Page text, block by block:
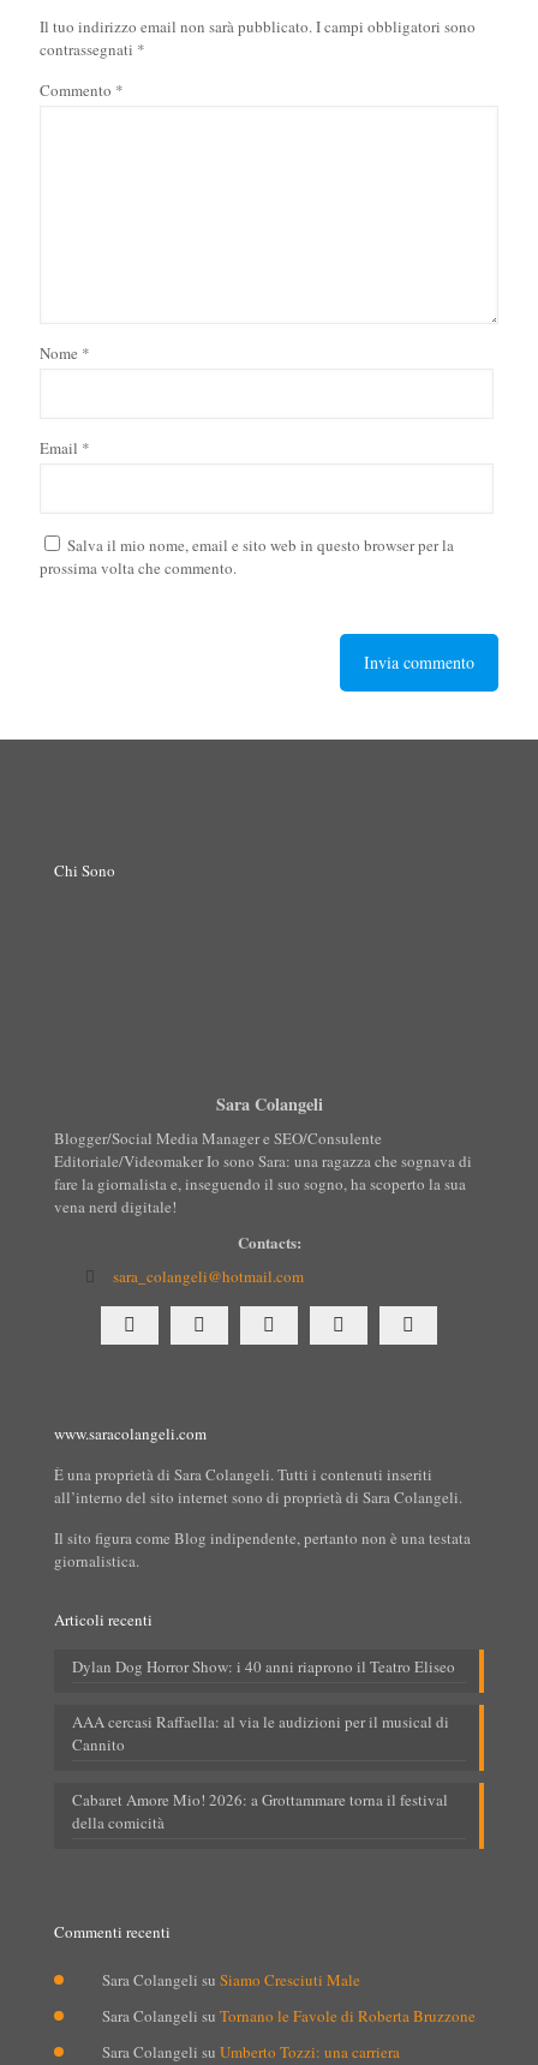
Il tuo indirizzo email non sarà pubblicato. I campi obbligatori sono
contrassegnati *
Commento *
Nome *
Email *
Salva il mio nome, email e sito web in questo browser per la
prossima volta che commento.
Chi Sono
Sara Colangeli
Blogger/Social Media Manager e SEO/Consulente
Editoriale/Videomaker Io sono Sara: una ragazza che sognava di
fare la giornalista e, inseguendo il suo sogno, ha scoperto la sua
vena nerd digitale!
Contacts:
sara_colangeli@hotmail.com
www.saracolangeli.com
È una proprietà di Sara Colangeli. Tutti i contenuti inseriti
all’interno del sito internet sono di proprietà di Sara Colangeli.
Il sito figura come Blog indipendente, pertanto non è una testata
giornalistica.
Articoli recenti
Dylan Dog Horror Show: i 40 anni riaprono il Teatro Eliseo
AAA cercasi Raffaella: al via le audizioni per il musical di
Cannito
Cabaret Amore Mio! 2026: a Grottammare torna il festival
della comicità
Commenti recenti
Sara Colangeli su Siamo Cresciuti Male
Sara Colangeli su Tornano le Favole di Roberta Bruzzone
Sara Colangeli su Umberto Tozzi: una carriera